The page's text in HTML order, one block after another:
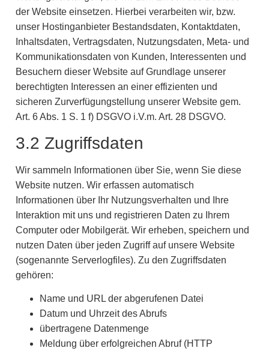
der Website einsetzen. Hierbei verarbeiten wir, bzw.
unser Hostinganbieter Bestandsdaten, Kontaktdaten,
Inhaltsdaten, Vertragsdaten, Nutzungsdaten, Meta- und
Kommunikationsdaten von Kunden, Interessenten und
Besuchern dieser Website auf Grundlage unserer
berechtigten Interessen an einer effizienten und
sicheren Zurverfügungstellung unserer Website gem.
Art. 6 Abs. 1 S. 1 f) DSGVO i.V.m. Art. 28 DSGVO.
3.2 Zugriffsdaten
Wir sammeln Informationen über Sie, wenn Sie diese
Website nutzen. Wir erfassen automatisch
Informationen über Ihr Nutzungsverhalten und Ihre
Interaktion mit uns und registrieren Daten zu Ihrem
Computer oder Mobilgerät. Wir erheben, speichern und
nutzen Daten über jeden Zugriff auf unsere Website
(sogenannte Serverlogfiles). Zu den Zugriffsdaten
gehören:
Name und URL der abgerufenen Datei
Datum und Uhrzeit des Abrufs
übertragene Datenmenge
Meldung über erfolgreichen Abruf (HTTP